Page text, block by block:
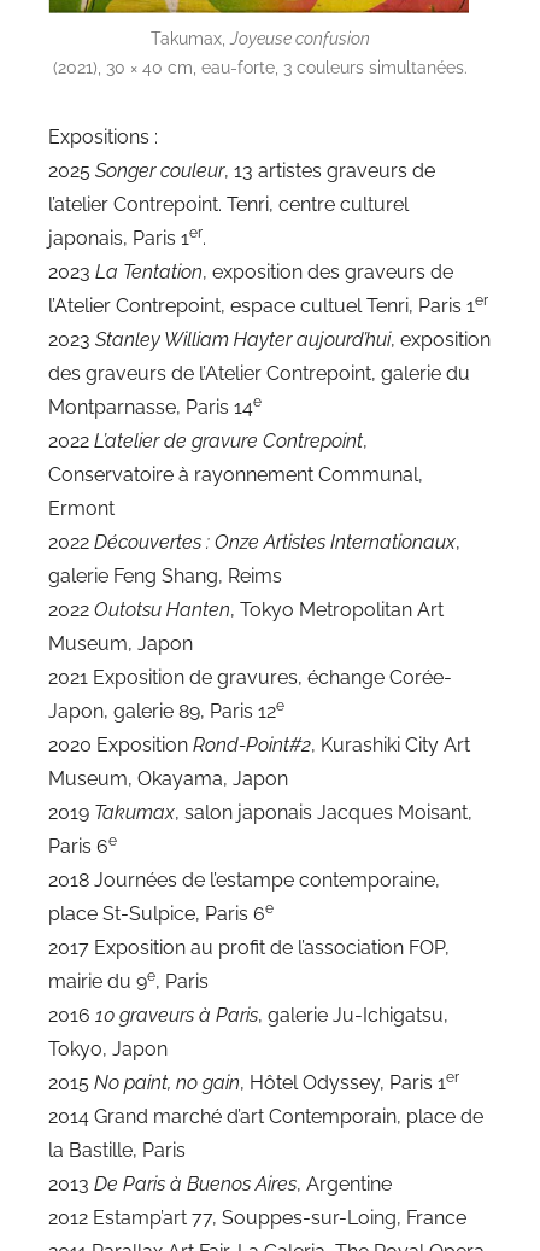
Takumax,
Joyeuse confusion
(2021), 30 × 40 cm, eau-forte, 3 couleurs simultanées.
Expositions :
2025 Songer couleur, 13 artistes graveurs de
l’atelier Contrepoint. Tenri, centre culturel
japonais, Paris 1er.
2023 La Tentation, exposition des graveurs de
l’Atelier Contrepoint, espace cultuel Tenri, Paris 1er
2023 Stanley William Hayter aujourd’hui, exposition
des graveurs de l’Atelier Contrepoint, galerie du
Montparnasse, Paris 14e
2022 L’atelier de gravure Contrepoint,
Conservatoire à rayonnement Communal,
Ermont
2022 Découvertes : Onze Artistes Internationaux,
galerie Feng Shang, Reims
2022 Outotsu Hanten, Tokyo Metropolitan Art
Museum, Japon
2021 Exposition de gravures, échange Corée-
Japon, galerie 89, Paris 12e
2020 Exposition Rond-Point#2, Kurashiki City Art
Museum, Okayama, Japon
2019 Takumax, salon japonais Jacques Moisant,
Paris 6e
2018 Journées de l’estampe contemporaine,
place St-Sulpice, Paris 6e
2017 Exposition au profit de l’association FOP,
mairie du 9e, Paris
2016 10 graveurs à Paris, galerie Ju-Ichigatsu,
Tokyo, Japon
2015 No paint, no gain, Hôtel Odyssey, Paris 1er
2014 Grand marché d’art Contemporain, place de
la Bastille, Paris
2013 De Paris à Buenos Aires, Argentine
2012 Estamp’art 77, Souppes-sur-Loing, France